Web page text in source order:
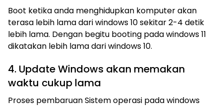
Boot ketika anda menghidupkan komputer akan
terasa lebih lama dari windows 10 sekitar 2-4 detik
lebih lama. Dengan begitu booting pada windows 11
dikatakan lebih lama dari windows 10.
4. Update Windows akan memakan
waktu cukup lama
Proses pembaruan Sistem operasi pada windows